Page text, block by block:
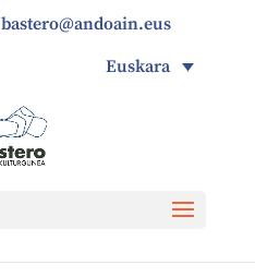
bastero@andoain.eus
Euskara